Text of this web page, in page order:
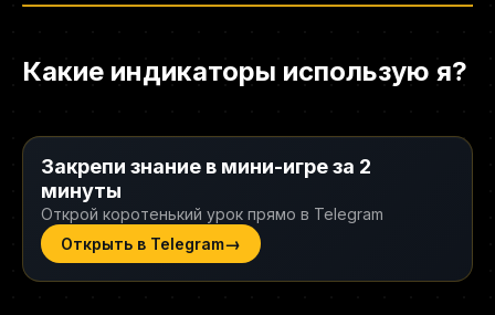
Какие индикаторы использую я?
Закрепи знание в мини-игре за 2
минуты
Открой коротенький урок прямо в Telegram
Открыть в Telegram→